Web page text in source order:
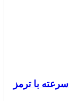
دوچرخه چیاوا مدل آکو دنده ای 21 سرعته با ترمز